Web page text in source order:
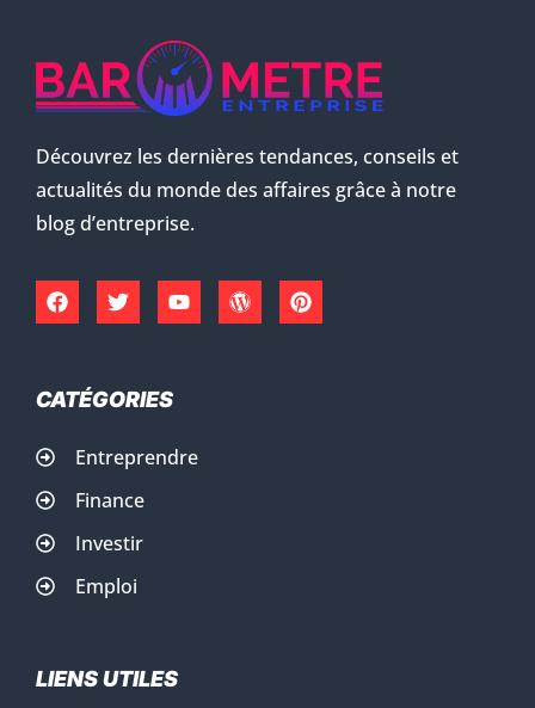
Découvrez les dernières tendances, conseils et
actualités du monde des affaires grâce à notre
blog d’entreprise.
CATÉGORIES
Entreprendre
Finance
Investir
Emploi
LIENS UTILES